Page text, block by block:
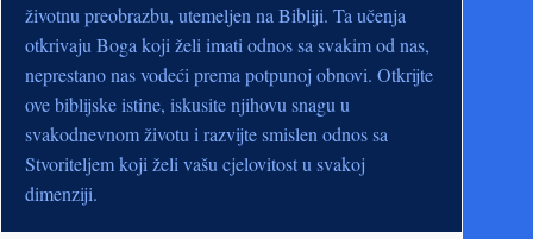
životnu preobrazbu, utemeljen na Bibliji. Ta učenja
otkrivaju Boga koji želi imati odnos sa svakim od nas,
neprestano nas vodeći prema potpunoj obnovi. Otkrijte
ove biblijske istine, iskusite njihovu snagu u
svakodnevnom životu i razvijte smislen odnos sa
Stvoriteljem koji želi vašu cjelovitost u svakoj
dimenziji.